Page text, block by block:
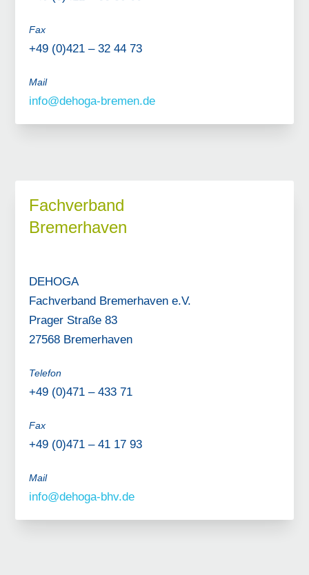
Fax
+49 (0)421 – 32 44 73
Mail
info@dehoga-bremen.de
Fachverband
Bremerhaven
DEHOGA
Fachverband Bremerhaven e.V.
Prager Straße 83
27568 Bremerhaven
Telefon
+49 (0)471 – 433 71
Fax
+49 (0)471 – 41 17 93
Mail
info@dehoga-bhv.de